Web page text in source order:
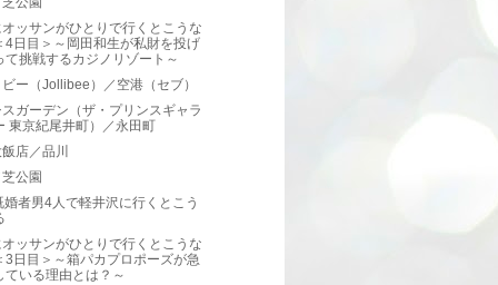
ッサンがひとりで行くとこうな
4日目＞～岡田和生が私財を投げ
て挑戦するカジノリゾート～
ー（Jollibee）／空港（セブ）
ガーデン（ザ・プリンスギャラ
東京紀尾井町）／永田町
店／品川
公園
婚者男4人で軽井沢に行くとこう
ッサンがひとりで行くとこうな
3日目＞～箱パカプロポーズが急
ている理由とは？～